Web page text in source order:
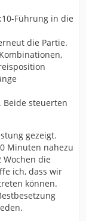
Führung in die
die Partie.
Beide steuerten
gezeigt.
Minuten nahezu
die
ich, dass wir
können.